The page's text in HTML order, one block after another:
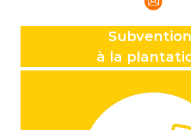
E-
mail
à la